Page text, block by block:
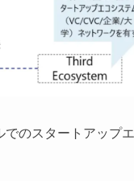
でのスタートアップ